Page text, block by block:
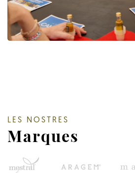
LES NOSTRES
Marques